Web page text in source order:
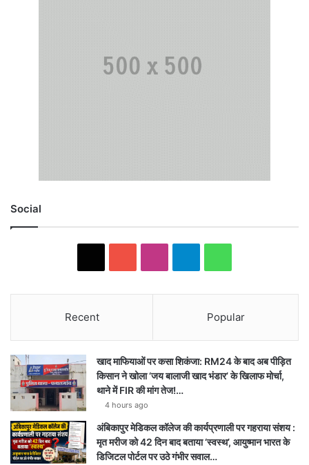
Social
Recent Popular
खाद माफियाओं पर कसा शिकंजा: RM24 के बाद अब पीड़ित
किसान ने खोला ‘जय बालाजी खाद भंडार’ के खिलाफ मोर्चा,
थाने में FIR की मांग तेज!…
4 hours ago
अंबिकापुर मेडिकल कॉलेज की कार्यप्रणाली पर गहराया संशय :
मृत मरीज को 42 दिन बाद बताया ‘स्वस्थ’, आयुष्मान भारत के
डिजिटल पोर्टल पर उठे गंभीर सवाल…